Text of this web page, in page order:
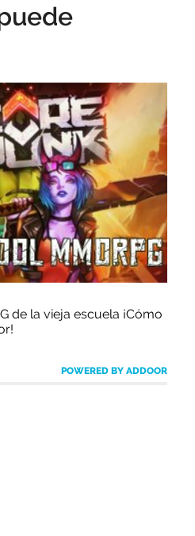
de la vieja escuela ¡Cómo
POWERED BY ADDOOR